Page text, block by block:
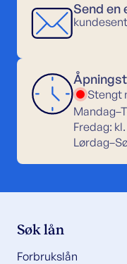
Send en
Stengt
Fredag: kl.
Søk lån
Forbrukslån